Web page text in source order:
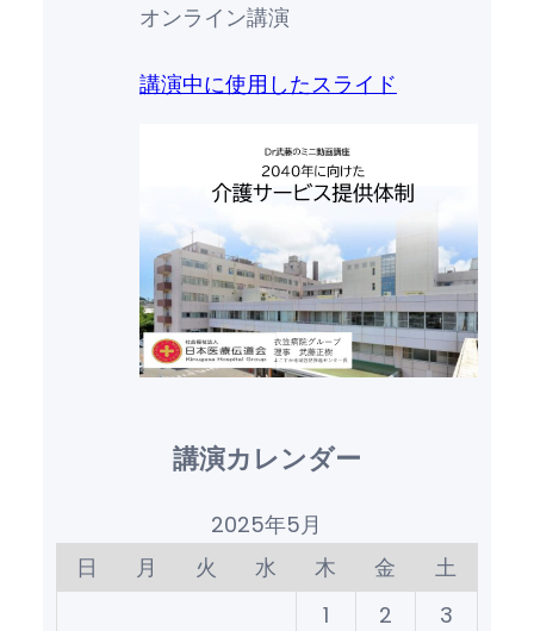
オンライン講演
講演中に使用したスライド
講演カレンダー
2025年5月
日
月 火 水 木 金
土
1
2
3